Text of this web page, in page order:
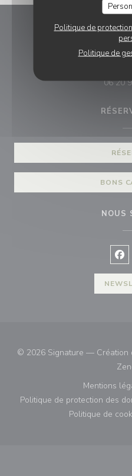
Politique de
Politique de
06 20
BONS
NOUS
© 2026 Signature — Création
Mentions
Politique de protection des
Politique de